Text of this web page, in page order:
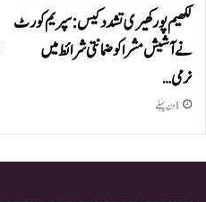
لکھیم پور کھیری تشدد کیس: سپریم کورٹ
نے آشیش مشرا کو ضمانتی شرائط میں
نرمی…
1 دن پہلے